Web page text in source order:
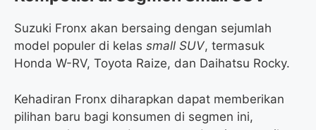
Suzuki Fronx akan bersaing dengan sejumlah
model populer di kelas small SUV, termasuk
Honda W-RV, Toyota Raize, dan Daihatsu Rocky.
Kehadiran Fronx diharapkan dapat memberikan
pilihan baru bagi konsumen di segmen ini,